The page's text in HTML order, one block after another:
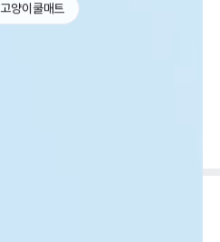
고양이쿨매트